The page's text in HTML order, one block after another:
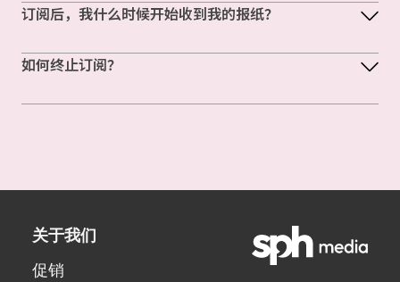
订阅后，我什么时候开始收到我的报纸？
如何终止订阅？
关于我们
促销